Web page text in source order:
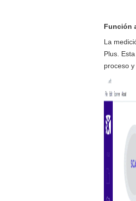
Función
La
Plus.
proceso